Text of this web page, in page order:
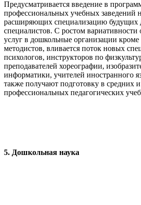
Предусматривается введение в
профессиональных учебных заведений
расширяющих специализацию будущих
специалистов. С ростом вариативности
услуг в дошкольные организации кроме
методистов, вливается поток новых
психологов, инструкторов по
преподавателей хореографии,
информатики, учителей иностранного
также получают подготовку в средних
профессиональных педагогических
5. Дошкольная наука